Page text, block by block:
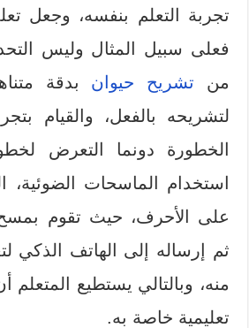
تجربة التعلم بنفسه، وجعل
فعلى سبيل المثال وليس
من تشريح حيوان بدقة
لتشريحه بالفعل، والقيام
الخطورة دونما التعرض
استخدام الماسحات الضوئية،
على الأحرف، حيث تقوم
ثم إرساله إلى الهاتف الذكي
منه، وبالتالي يستطيع المتعلم
تعليمية خاصة به.